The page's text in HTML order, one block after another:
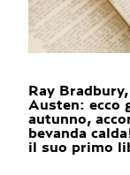
Ray
Austen: ecco
autunno,
bevanda
il suo primo